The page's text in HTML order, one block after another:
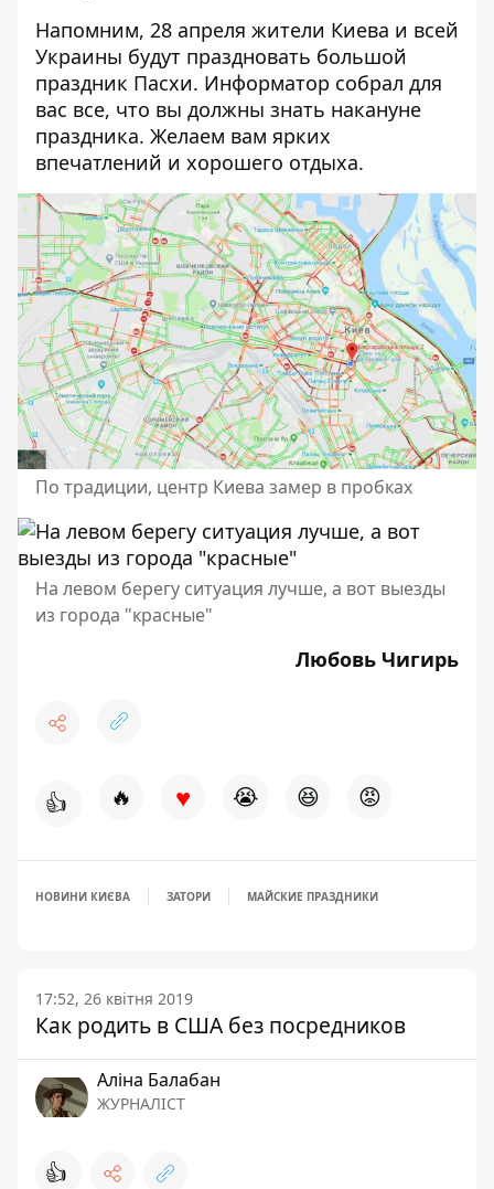
Напомним, 28 апреля жители Киева и всей
Украины будут праздновать большой
праздник Пасхи. Информатор собрал для
вас все, что вы должны знать накануне
праздника. Желаем вам ярких
впечатлений и хорошего отдыха.
По традиции, центр Киева замер в пробках
На левом берегу ситуация лучше, а вот выезды
из города "красные"
Любовь Чигирь
👍 🔥 ♥ 😭 😆 😡
НОВИНИ КИЄВА ЗАТОРИ МАЙСКИЕ ПРАЗДНИКИ
17:52, 26 квітня 2019
Как родить в США без посредников
Аліна Балабан
ЖУРНАЛІСТ
👍